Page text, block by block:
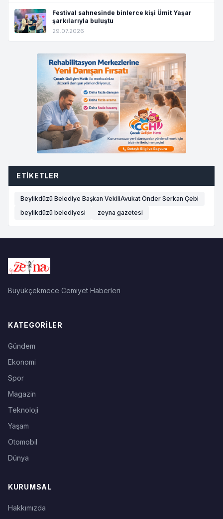
Festival sahnesinde binlerce kişi Ümit Yaşar
şarkılarıyla buluştu
29.07.2026
ETIKETLER
Beylikdüzü Belediye Başkan VekiliAvukat Önder Serkan Çebi
beylikdüzü belediyesi
zeyna gazetesi
Büyükçekmece Cemiyet Haberleri
KATEGORILER
Gündem
Ekonomi
Spor
Magazin
Teknoloji
Yaşam
Otomobil
Dünya
KURUMSAL
Hakkımızda